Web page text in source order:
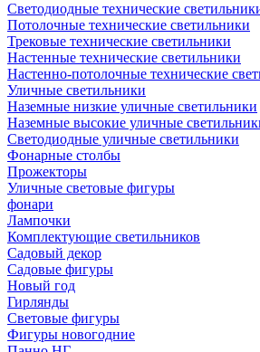
Светодиодные технические
Потолочные технические светильники
Трековые технические светильники
Настенные технические светильники
Настенно-потолочные технические
Уличные светильники
Наземные низкие уличные светильники
Наземные высокие уличные
Светодиодные уличные светильники
Фонарные столбы
Прожекторы
Уличные световые фигуры
фонари
Лампочки
Комплектующие светильников
Садовый декор
Садовые фигуры
Новый год
Гирлянды
Световые фигуры
Фигуры новогодние